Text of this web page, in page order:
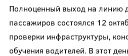
Полноценный выход на линию
пассажиров состоялся 12
проверки инфраструктуры,
обучения водителей. В этот